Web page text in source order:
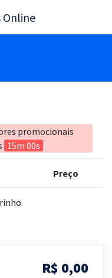
promocionais
15m 00s
Preço
R$ 0,00